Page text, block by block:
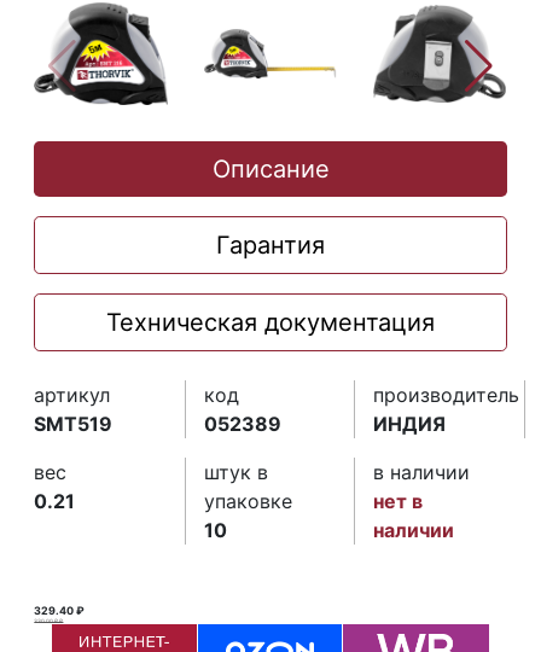
Описание
Гарантия
Техническая документация
артикул
SMT519
код
052389
производитель
ИНДИЯ
вес
0.21
штук в
упаковке
10
в наличии
нет в
наличии
329.40 ₽
330.00 ₽ ₽